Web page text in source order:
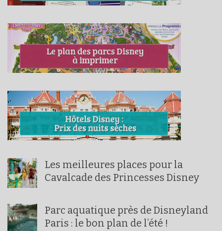
Les meilleures places pour la
Cavalcade des Princesses Disney
Parc aquatique près de Disneyland
Paris : le bon plan de l’été !